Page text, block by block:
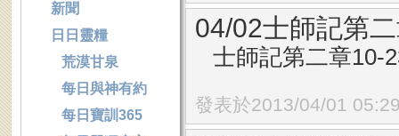
04/02士師記第
士師記第二章10-
發表於2013/04/01
新聞
日日靈糧
荒漠甘泉
每日與神有約
每日寶訓365